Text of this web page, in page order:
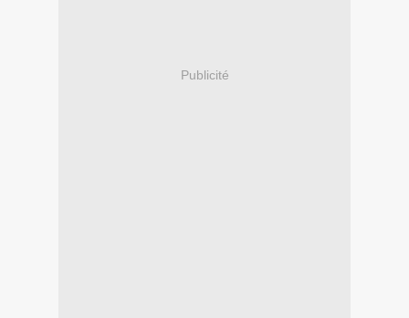
Publicité